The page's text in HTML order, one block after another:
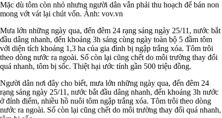
Mặc dù tôm còn nhỏ nhưng người dân vẫn phải thu hoạch để bán non
mong vớt vát lại chút vốn. Ảnh: vov.vn
Mưa lớn những ngày qua, đến đêm 24 rạng sáng ngày 25/11, nước bắt
đầu dâng nhanh, đến khoảng 3h sáng cùng ngày toàn bộ 5 đầm tôm
với diện tích khoảng 1,3 ha của gia đình bị ngập trắng xóa. Tôm trôi
theo dòng nước ra ngoài. Số còn lại cũng chết do môi trường thay đổi
quá nhanh, tôm bị sốc. Thiệt hại ước tính gần 500 triệu đồng.
Người dân nơi đây cho biết, mưa lớn những ngày qua, đến đêm 24
rạng sáng ngày 25/11, nước bắt đầu dâng nhanh, đến khoảng 3h nước
ở đỉnh điểm, nhiều hồ nuôi tôm ngập trắng xóa. Tôm trôi theo dòng
nước ra ngoài. Số còn lại cũng chết do môi trường thay đổi quá nhanh,